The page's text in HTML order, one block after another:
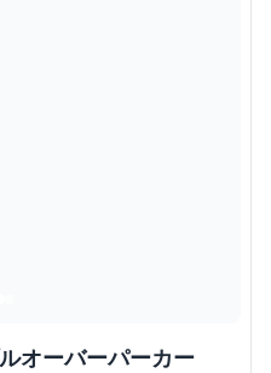
オーバーパーカー